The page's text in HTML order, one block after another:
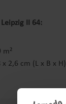
II 64:
m²
2,6 cm (L x B x H)